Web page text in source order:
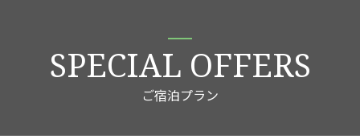
SPECIAL OFFERS
ご宿泊プラン